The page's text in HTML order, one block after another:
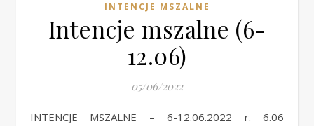
INTENCJE MSZALNE
Intencje mszalne (6-
12.06)
05/06/2022
INTENCJE MSZALNE – 6-12.06.2022 r. 6.06